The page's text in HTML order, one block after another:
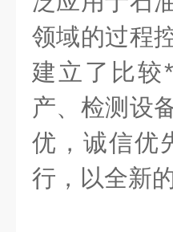
领域的过程
建立了比较
产、检测设
优，诚信优
行，以全新